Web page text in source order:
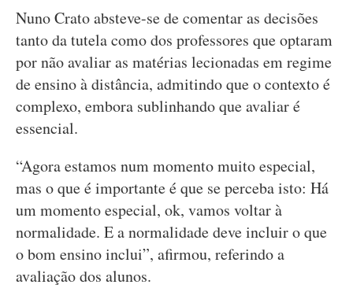
Nuno Crato absteve-se de comentar as decisões
tanto da tutela como dos professores que optaram
por não avaliar as matérias lecionadas em regime
de ensino à distância, admitindo que o contexto é
complexo, embora sublinhando que avaliar é
essencial.
“Agora estamos num momento muito especial,
mas o que é importante é que se perceba isto: Há
um momento especial, ok, vamos voltar à
normalidade. E a normalidade deve incluir o que
o bom ensino inclui”, afirmou, referindo a
avaliação dos alunos.